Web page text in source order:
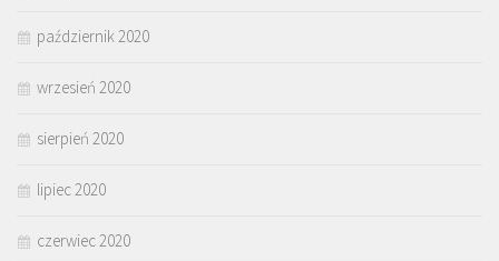
październik 2020
wrzesień 2020
sierpień 2020
lipiec 2020
czerwiec 2020